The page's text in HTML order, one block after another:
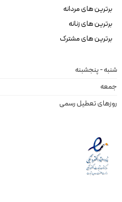
برترین های مردانه
برترین های زنانه
برترین های مشترک
شنبه - پنجشبنه
جمعه
روزهای تعطیل رسمی